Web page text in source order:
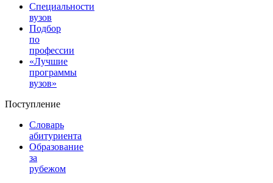
Специальности
вузов
Подбор
по
профессии
«Лучшие
программы
вузов»
Поступление
Словарь
абитуриента
Образование
за
рубежом